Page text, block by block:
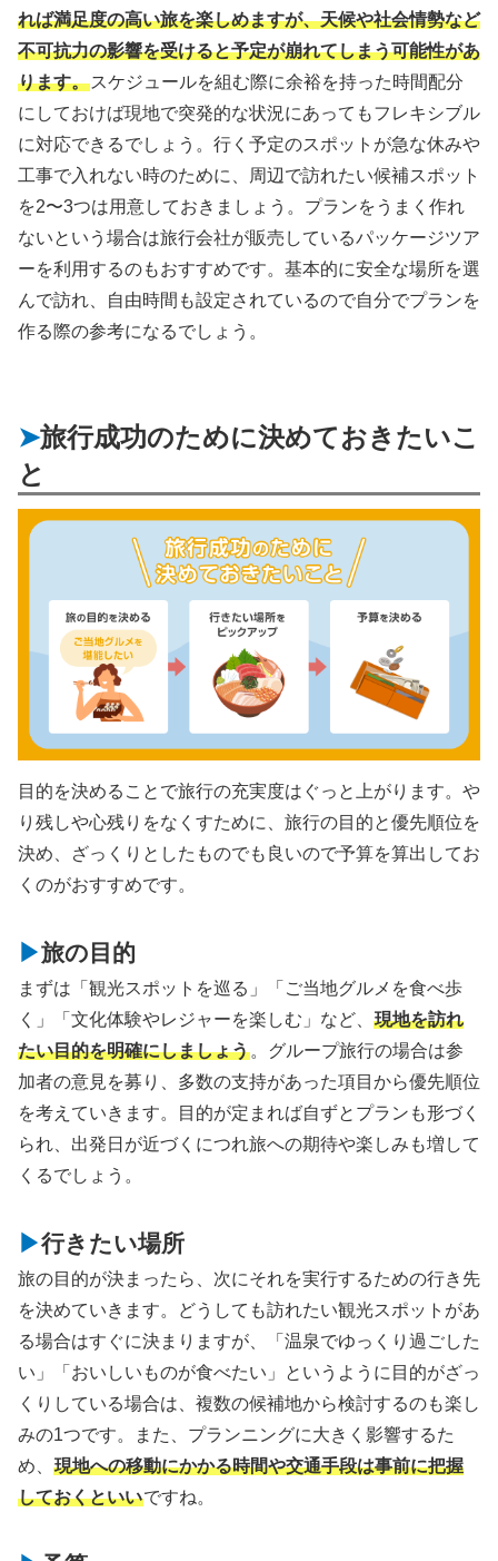
れば満足度の高い旅を楽しめますが、天候や社会情勢など
不可抗力の影響を受けると予定が崩れてしまう可能性があ
ります。スケジュールを組む際に余裕を持った時間配分
にしておけば現地で突発的な状況にあってもフレキシブル
に対応できるでしょう。行く予定のスポットが急な休みや
工事で入れない時のために、周辺で訪れたい候補スポット
を2〜3つは用意しておきましょう。プランをうまく作れ
ないという場合は旅行会社が販売しているパッケージツア
ーを利用するのもおすすめです。基本的に安全な場所を選
んで訪れ、自由時間も設定されているので自分でプランを
作る際の参考になるでしょう。
旅行成功のために決めておきたいこ
と
目的を決めることで旅行の充実度はぐっと上がります。や
り残しや心残りをなくすために、旅行の目的と優先順位を
決め、ざっくりとしたものでも良いので予算を算出してお
くのがおすすめです。
旅の目的
まずは「観光スポットを巡る」「ご当地グルメを食べ歩
く」「文化体験やレジャーを楽しむ」など、 現地を訪れ
たい目的を明確にしましょう。グループ旅行の場合は参
加者の意見を募り、多数の支持があった項目から優先順位
を考えていきます。目的が定まれば自ずとプランも形づく
られ、出発日が近づくにつれ旅への期待や楽しみも増して
くるでしょう。
行きたい場所
旅の目的が決まったら、次にそれを実行するための行き先
を決めていきます。どうしても訪れたい観光スポットがあ
る場合はすぐに決まりますが、「温泉でゆっくり過ごした
い」「おいしいものが食べたい」というように目的がざっ
くりしている場合は、複数の候補地から検討するのも楽し
みの1つです。また、プランニングに大きく影響するた
め、 現地への移動にかかる時間や交通手段は事前に把握
しておくといいですね。